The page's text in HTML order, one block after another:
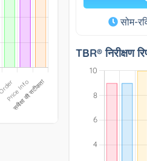
सोम-
TBR® निरीक्षण